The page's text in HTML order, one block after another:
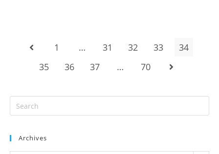
1 … 31 32 33
34
35
36 37 … 70
Archives